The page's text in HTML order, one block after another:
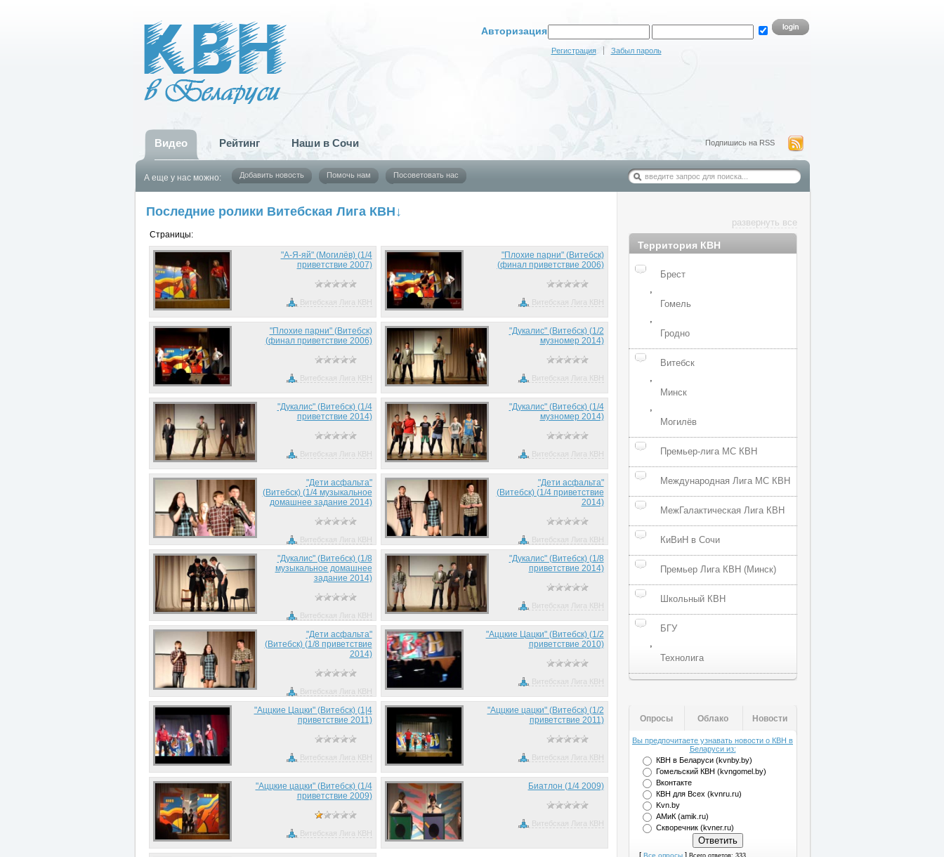
Авторизация
Регистрация Забыл пароль
Подпишись на RSS
Видео Рейтинг Наши в Сочи
А еще у нас можно: Добавить новость Помочь нам Посоветовать нас
Последние ролики Витебская Лига КВН↓
Страницы:
"А-Я-яй" (Могилёв) (1/4
приветствие 2007)
Витебская Лига КВН
"Плохие парни" (Витебск)
(финал приветствие 2006)
Витебская Лига КВН
"Плохие парни" (Витебск)
(финал приветствие 2006)
Витебская Лига КВН
"Дукалис" (Витебск) (1/2
музномер 2014)
Витебская Лига КВН
"Дукалис" (Витебск) (1/4
приветствие 2014)
Витебская Лига КВН
"Дукалис" (Витебск) (1/4
музномер 2014)
Витебская Лига КВН
"Дети асфальта"
(Витебск) (1/4 музыкальное
домашнее задание 2014)
Витебская Лига КВН
"Дети асфальта"
(Витебск) (1/4 приветствие
2014)
Витебская Лига КВН
"Дукалис" (Витебск) (1/8
музыкальное домашнее
задание 2014)
Витебская Лига КВН
"Дукалис" (Витебск) (1/8
приветствие 2014)
Витебская Лига КВН
"Дети асфальта"
(Витебск) (1/8 приветствие
2014)
Витебская Лига КВН
"Аццкие Цацки" (Витебск) (1/2
приветствие 2010)
Витебская Лига КВН
"Аццкие Цацки" (Витебск) (1|4
приветствие 2011)
Витебская Лига КВН
"Аццкие цацки" (Витебск) (1/2
приветствие 2011)
Витебская Лига КВН
"Аццкие цацки" (Витебск) (1/4
приветствие 2009)
Витебская Лига КВН
Биатлон (1/4 2009)
Витебская Лига КВН
развернуть все
Территория КВН
Брест
,
Гомель
,
Гродно
Витебск
,
Минск
,
Могилёв
Премьер-лига МС КВН
Международная Лига МС КВН
МежГалактическая Лига КВН
КиВиН в Сочи
Премьер Лига КВН (Минск)
Школьный КВН
БГУ
,
Технолига
Опросы Облако Новости
Вы предпочитаете узнавать новости о КВН в
Беларуси из:
КВН в Беларуси (kvnby.by)
Гомельский КВН (kvngomel.by)
Вконтакте
КВН для Всех (kvnru.ru)
Kvn.by
АМиК (amik.ru)
Скворечник (kvner.ru)
[ Все опросы] Всего ответов: 333